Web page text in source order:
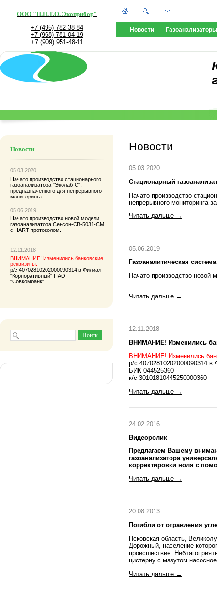
ООО "Н.П.Т.О. Экоприбор"
+7 (495) 782-38-84
+7 (968) 781-04-19
+7 (909) 951-48-11
Новости Газоанализаторы
Новости
05.03.2020
Начато производство стационарного
газоанализатора "Эколаб-С"
предназначенного для непрерывного
мониторинга...
05.06.2019
Начато производство новой модели
газоанализатора Сенсон-СВ-5031-СМ
с HART-протоколом.
12.11.2018
ВНИМАНИЕ! Изменились банковские
реквизиты:
р/с 40702810202000090314 в Филиал
"Корпоративный" ПАО
"Совкомбанк"...
Новости
05.03.2020
Стационарный
Начато производство
непрерывного мониторинга
Читать дальше →
05.06.2019
Газоаналитическая
Начато производство новой
Читать дальше →
12.11.2018
ВНИМАНИЕ! Изменились
ВНИМАНИЕ! Изменились
р/с 40702810202000090314
БИК 044525360
к/с 30101810445250000360
Читать дальше →
24.02.2016
Видеоролик
Предлагаем Вашему
газоанализатора
корректировки ноля с
Читать дальше →
20.08.2013
Погибли от отравления
Псковская область,
Дорожный, население
происшествие.
цистерну с мазутом
Читать дальше →